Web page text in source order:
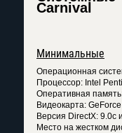
Carnival
Минимальные
Операционная
Процессор: Intel
Оперативная
Видеокарта:
Версия DirectX: 9.0c
Место на жестком